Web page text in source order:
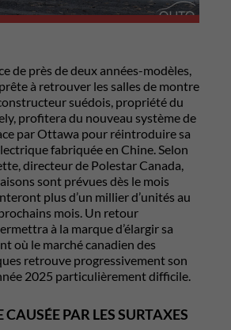
de près de deux années-modèles,
à retrouver les salles de montre
suédois, propriété du
profitera du nouveau système de
par Ottawa pour réintroduire sa
fabriquée en Chine. Selon
directeur de Polestar Canada,
sont prévues dès le mois
plus d’un millier d’unités au
mois. Un retour
à la marque d’élargir sa
où le marché canadien des
retrouve progressivement son
2025 particulièrement difficile.
PAR LES SURTAXES